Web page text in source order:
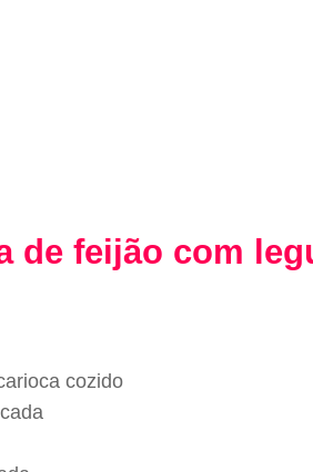
de feijão com
cozido